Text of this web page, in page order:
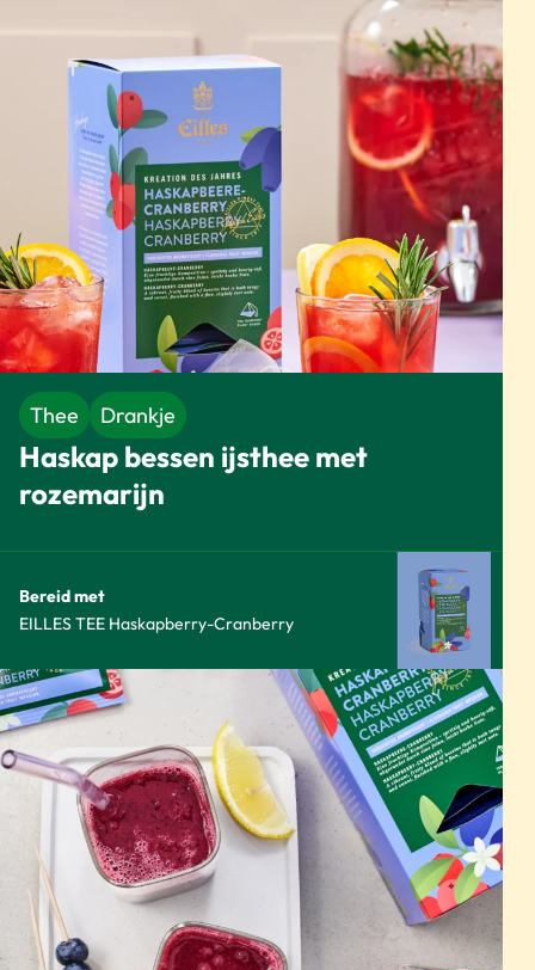
Thee Drankje
Haskap bessen ijsthee met
rozemarijn
Bereid met
EILLES TEE Haskapberry-Cranberry